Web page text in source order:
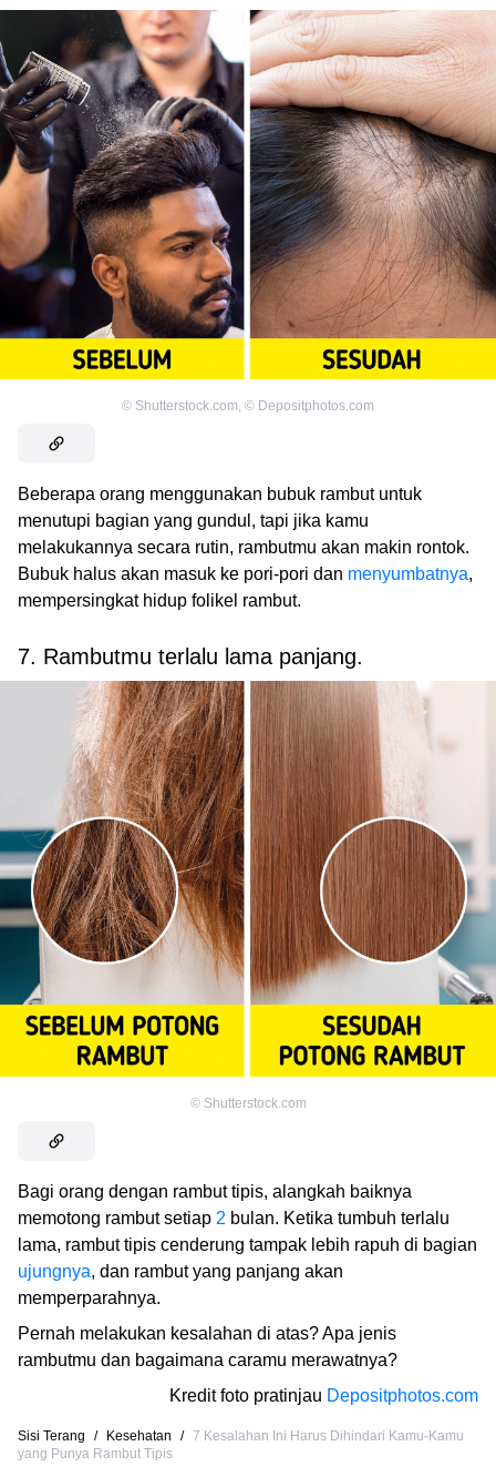
© Shutterstock.com, © Depositphotos.com
Beberapa orang menggunakan bubuk rambut untuk
menutupi bagian yang gundul, tapi jika kamu
melakukannya secara rutin, rambutmu akan makin rontok.
Bubuk halus akan masuk ke pori-pori dan menyumbatnya,
mempersingkat hidup folikel rambut.
7. Rambutmu terlalu lama panjang.
© Shutterstock.com
Bagi orang dengan rambut tipis, alangkah baiknya
memotong rambut setiap 2 bulan. Ketika tumbuh terlalu
lama, rambut tipis cenderung tampak lebih rapuh di bagian
ujungnya, dan rambut yang panjang akan
memperparahnya.
Pernah melakukan kesalahan di atas? Apa jenis
rambutmu dan bagaimana caramu merawatnya?
Kredit foto pratinjau Depositphotos.com
Sisi Terang / Kesehatan / 7 Kesalahan Ini Harus Dihindari Kamu-Kamu
yang Punya Rambut Tipis